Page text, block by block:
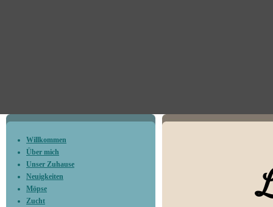
Willkommen
Über mich
Unser Zuhause
Neuigkeiten
Möpse
Zucht